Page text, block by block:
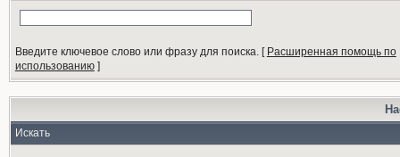
Введите ключевое слово или фразу для поиска.[ Расширенная помощь по
использованию]
Искать